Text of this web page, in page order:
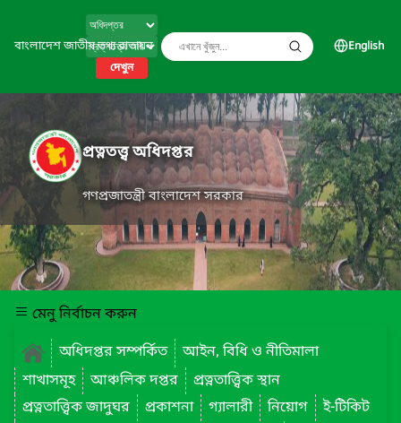
বাংলাদেশ জাতীয় তথ্য বাতায়ন
দেখুন
English
প্রত্নতত্ত্ব অধিদপ্তর
গণপ্রজাতন্ত্রী বাংলাদেশ সরকার
মেনু নির্বাচন করুন
অধিদপ্তর সম্পর্কিত
আইন, বিধি ও নীতিমালা
শাখাসমূহ
আঞ্চলিক দপ্তর
প্রত্নতাত্ত্বিক স্থান
প্রত্নতাত্ত্বিক জাদুঘর
প্রকাশনা গ্যালারী নিয়োগ
ই-টিকিট